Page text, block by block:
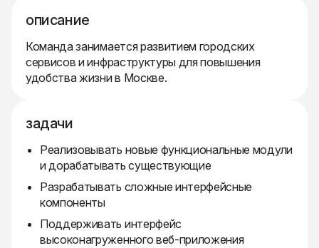
описание
Команда занимается развитием городских
сервисов и инфраструктуры для повышения
удобства жизни в Москве.
задачи
Реализовывать новые функциональные модули
и дорабатывать существующие
Разрабатывать сложные интерфейсные
компоненты
Поддерживать интерфейс
высоконагруженного веб-приложения